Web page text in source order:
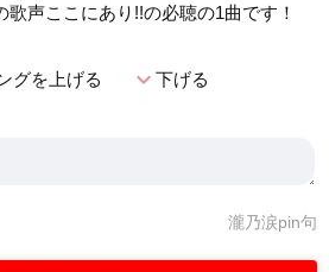
声ここにあり!!の必聴の1曲です！
グを上げる expand_more下げる
瀧乃涙pin句